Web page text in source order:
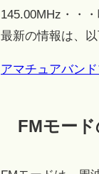
145.00MHz・・
最新の情報は、以
アマチュアバン
FMモー